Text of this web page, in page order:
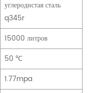
углеродистая сталь
q345r
15000 литров
50 ℃
1.77mpa